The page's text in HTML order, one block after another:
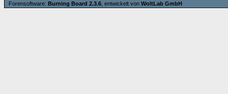
Forensoftware: Burning Board 2.3.6 , entwickelt von WoltLab GmbH